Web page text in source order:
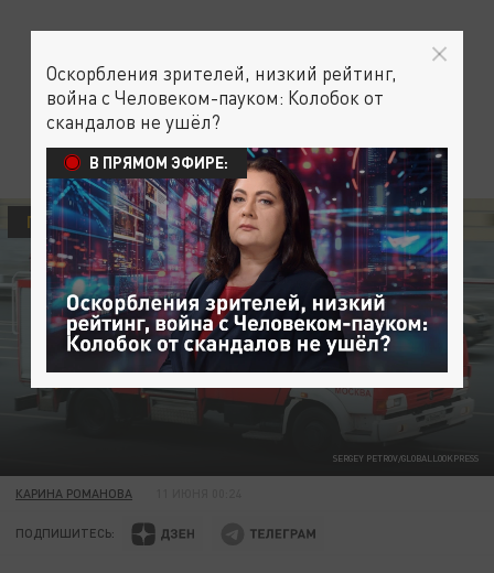
SERGEY PETROV/GLOBALLOOKPRESS
ПРОИСШЕСТВИЯ
КАРИНА РОМАНОВА
ПОДПИШИТЕСЬ:
Оскорбления зрителей, низкий рейтинг,
война с Человеком-пауком: Колобок от
скандалов не ушёл?
В ПРЯМОМ ЭФИРЕ: